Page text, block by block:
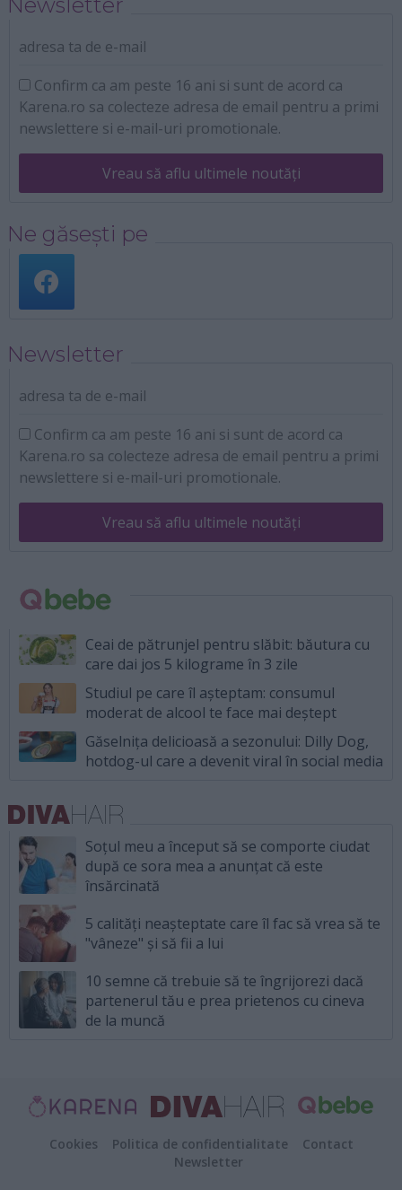
adresa ta de e-mail
Confirm ca am peste 16 ani si sunt de acord ca
Karena.ro sa colecteze adresa de email pentru a primi
newslettere si e-mail-uri promotionale.
Vreau să aflu ultimele noutăți
Ne găsești pe
Newsletter
adresa ta de e-mail
Confirm ca am peste 16 ani si sunt de acord ca
Karena.ro sa colecteze adresa de email pentru a primi
newslettere si e-mail-uri promotionale.
Vreau să aflu ultimele noutăți
Ceai de pătrunjel pentru slăbit: băutura cu
care dai jos 5 kilograme în 3 zile
Studiul pe care îl așteptam: consumul
moderat de alcool te face mai deștept
Găselnița delicioasă a sezonului: Dilly Dog,
hotdog-ul care a devenit viral în social media
Soțul meu a început să se comporte ciudat
după ce sora mea a anunțat că este
însărcinată
5 calități neașteptate care îl fac să vrea să te
"vâneze" și să fii a lui
10 semne că trebuie să te îngrijorezi dacă
partenerul tău e prea prietenos cu cineva
de la muncă
Cookies Politica de confidentialitate
Contact
Newsletter